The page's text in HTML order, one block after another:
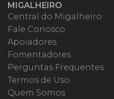
MIGALHEIRO
Central do Migalheiro
Fale Conosco
Apoiadores
Fomentadores
Perguntas Frequentes
Termos de Uso
Quem Somos